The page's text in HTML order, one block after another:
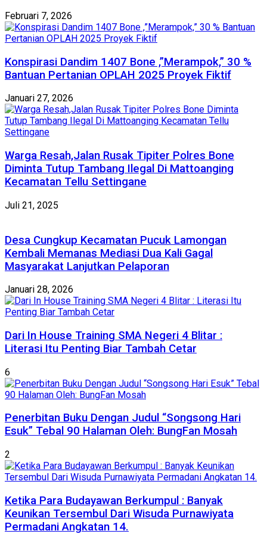
Februari 7, 2026
Konspirasi Dandim 1407 Bone ,”Merampok,” 30 %
Bantuan Pertanian OPLAH 2025 Proyek Fiktif
Januari 27, 2026
Warga Resah,Jalan Rusak Tipiter Polres Bone
Diminta Tutup Tambang Ilegal Di Mattoanging
Kecamatan Tellu Settingane
Juli 21, 2025
Desa Cungkup Kecamatan Pucuk Lamongan
Kembali Memanas Mediasi Dua Kali Gagal
Masyarakat Lanjutkan Pelaporan
Januari 28, 2026
Dari In House Training SMA Negeri 4 Blitar :
Literasi Itu Penting Biar Tambah Cetar
6
Penerbitan Buku Dengan Judul “Songsong Hari
Esuk” Tebal 90 Halaman Oleh: BungFan Mosah
2
Ketika Para Budayawan Berkumpul : Banyak
Keunikan Tersembul Dari Wisuda Purnawiyata
Permadani Angkatan 14.